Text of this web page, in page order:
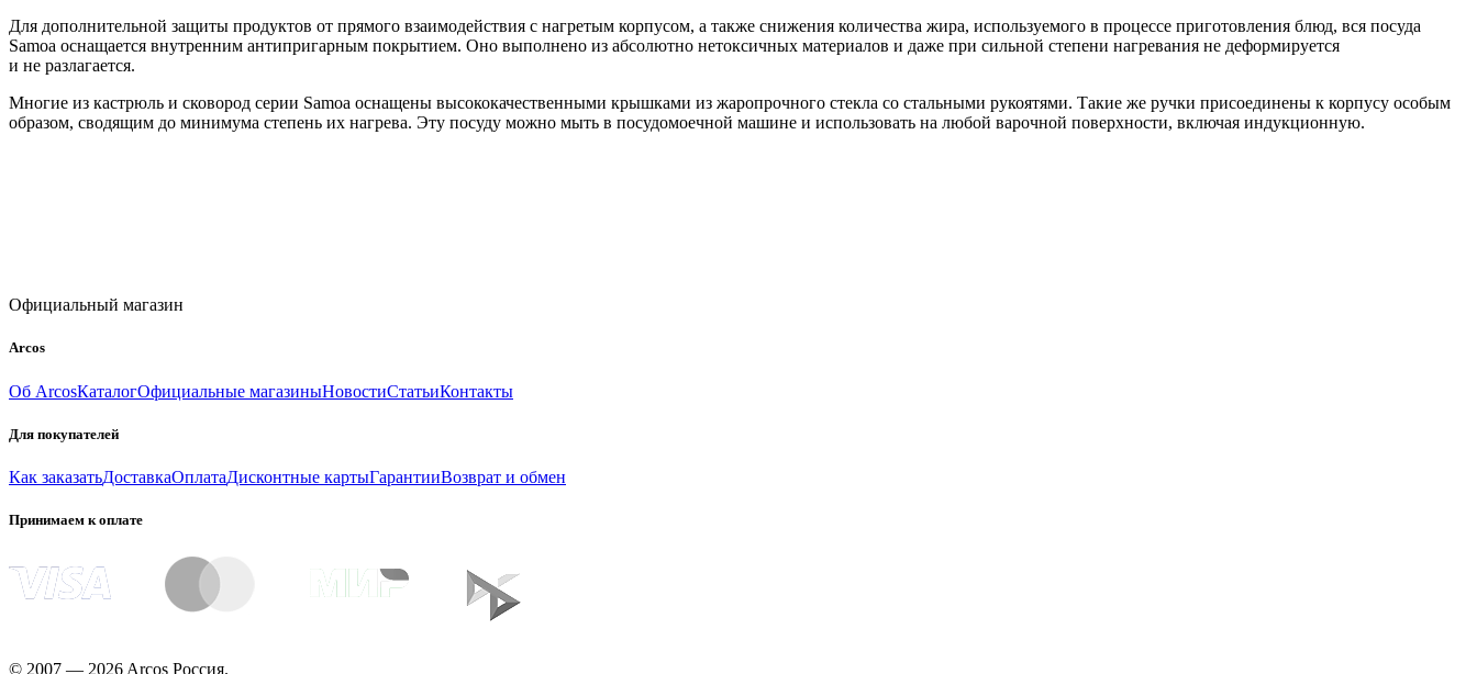
Для дополнительной защиты продуктов от прямого взаимодействия с нагретым корпусом, а также снижения количества жира, используемого в процессе приготовления блюд, вся посуда
Samoa оснащается внутренним антипригарным покрытием. Оно выполнено из абсолютно нетоксичных материалов и даже при сильной степени нагревания не деформируется
и не разлагается.
Многие из кастрюль и сковород серии Samoa оснащены высококачественными крышками из жаропрочного стекла со стальными рукоятями. Такие же ручки присоединены к корпусу особым
образом, сводящим до минимума степень их нагрева. Эту посуду можно мыть в посудомоечной машине и использовать на любой варочной поверхности, включая индукционную.
Официальный магазин
Arcos
Об ArcosКаталогОфициальные магазиныНовостиСтатьиКонтакты
Для покупателей
Как заказатьДоставкаОплатаДисконтные картыГарантииВозврат и обмен
Принимаем к оплате
© 2007 — 2026 Arcos Россия.